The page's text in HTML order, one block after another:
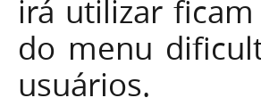
irá utilizar
do menu
usuários.